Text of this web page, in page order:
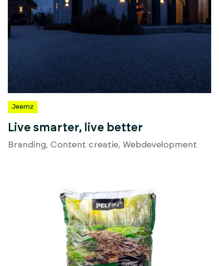
Jeemz
Live smarter, live better
Branding, Content creatie, Webdevelopment